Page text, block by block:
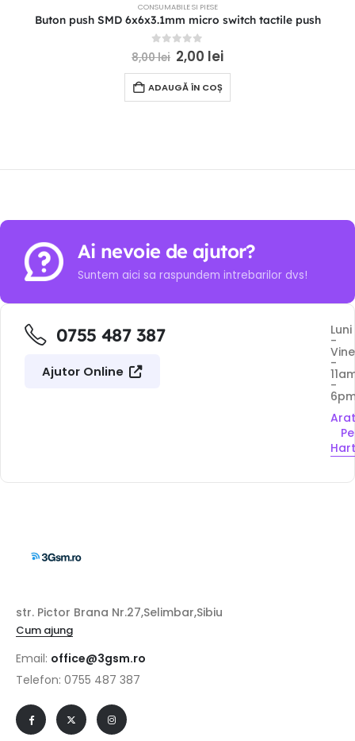
CONSUMABILE SI PIESE
Buton push SMD 6x6x3.1mm micro switch tactile push
out of 5
8,00lei 2,00 lei
ADAUGĂ ÎN COȘ
Ai nevoie de ajutor?
Suntem aici sa raspundem intrebarilor dvs!
0755 487 387
Ajutor Online
Luni
-
-
-
Pe
str. Pictor Brana Nr.27,Selimbar,Sibiu
Cum ajung
Email: office@3gsm.ro
Telefon: 0755 487 387